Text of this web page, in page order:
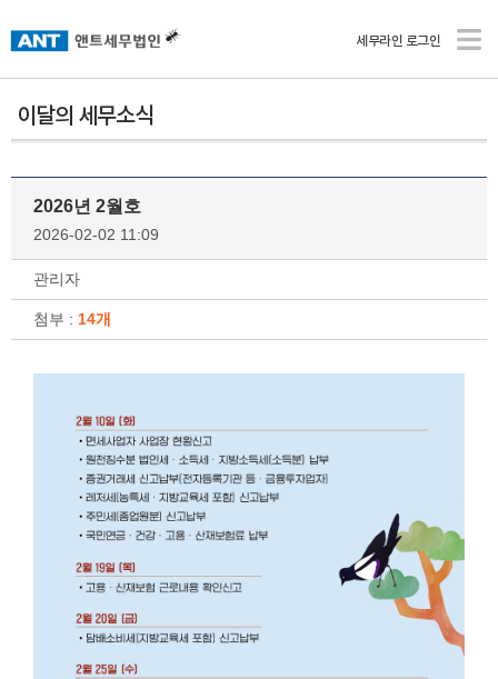
세무라인 로그인
이달의 세무소식
2026년 2월호
2026-02-02 11:09
관리자
첨부 : 14개